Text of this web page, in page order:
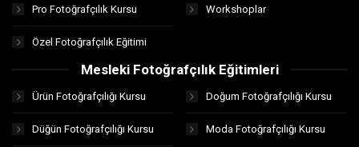
Pro Fotoğrafçılık Kursu Workshoplar
Özel Fotoğrafçılık Eğitimi
Mesleki Fotoğrafçılık Eğitimleri
Ürün Fotoğrafçılığı Kursu Doğum Fotoğrafçılığı Kursu
Düğün Fotoğrafçılığı Kursu Moda Fotoğrafçılığı Kursu